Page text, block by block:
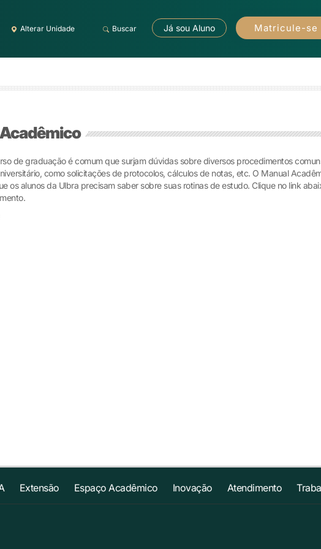
Alterar Unidade Buscar Já sou Aluno Matricule-se
de graduação é comum que surjam dúvidas sobre diversos procedimentos
como solicitações de protocolos, cálculos de notas, etc. O Manual
os alunos da Ulbra precisam saber sobre suas rotinas de estudo. Clique no link
Extensão Espaço Acadêmico Inovação Atendimento